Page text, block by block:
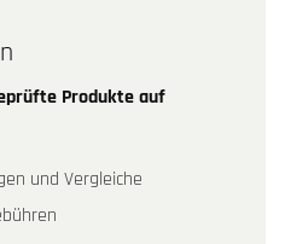
Produkte auf
und Vergleiche